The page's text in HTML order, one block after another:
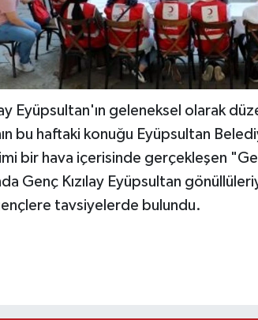
Eyüpsultan'ın geleneksel olarak
bu haftaki konuğu Eyüpsultan
bir hava içerisinde gerçekleşen
Genç Kızılay Eyüpsultan
tavsiyelerde bulundu.